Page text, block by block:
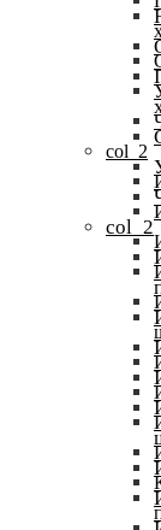
col_2
col_2